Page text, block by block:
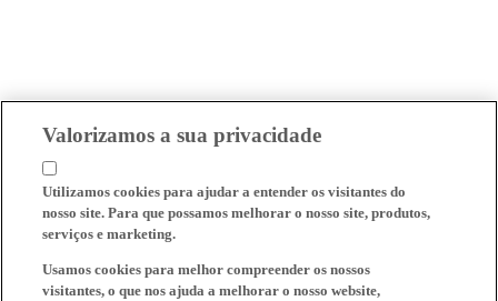
Valorizamos a sua privacidade
Utilizamos cookies para ajudar a entender os visitantes do
nosso site. Para que possamos melhorar o nosso site, produtos,
serviços e marketing.
Usamos cookies para melhor compreender os nossos
visitantes, o que nos ajuda a melhorar o nosso website,